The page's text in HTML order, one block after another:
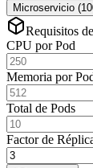
Microservicio
Requisitos
CPU por Pod
Memoria por
Total de Pods
Factor de